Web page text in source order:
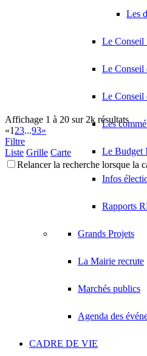
Les
Le Conseil
Le Conseil
Le Conseil
Les
Le Budget
Infos
Rapports
Grands Projets
La Mairie recrute
Marchés publics
Agenda des
CADRE DE VIE
Affichage 1 à 20 sur 2k résultats
«1 23...93»
Filtre
Liste Grille Carte
Relancer la recherche lorsque la